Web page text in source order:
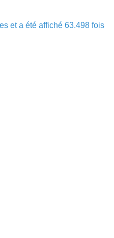
et a été affiché 63.498 fois